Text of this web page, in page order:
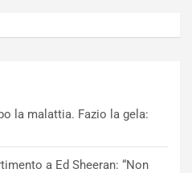
la malattia. Fazio la gela:
a Ed Sheeran: “Non